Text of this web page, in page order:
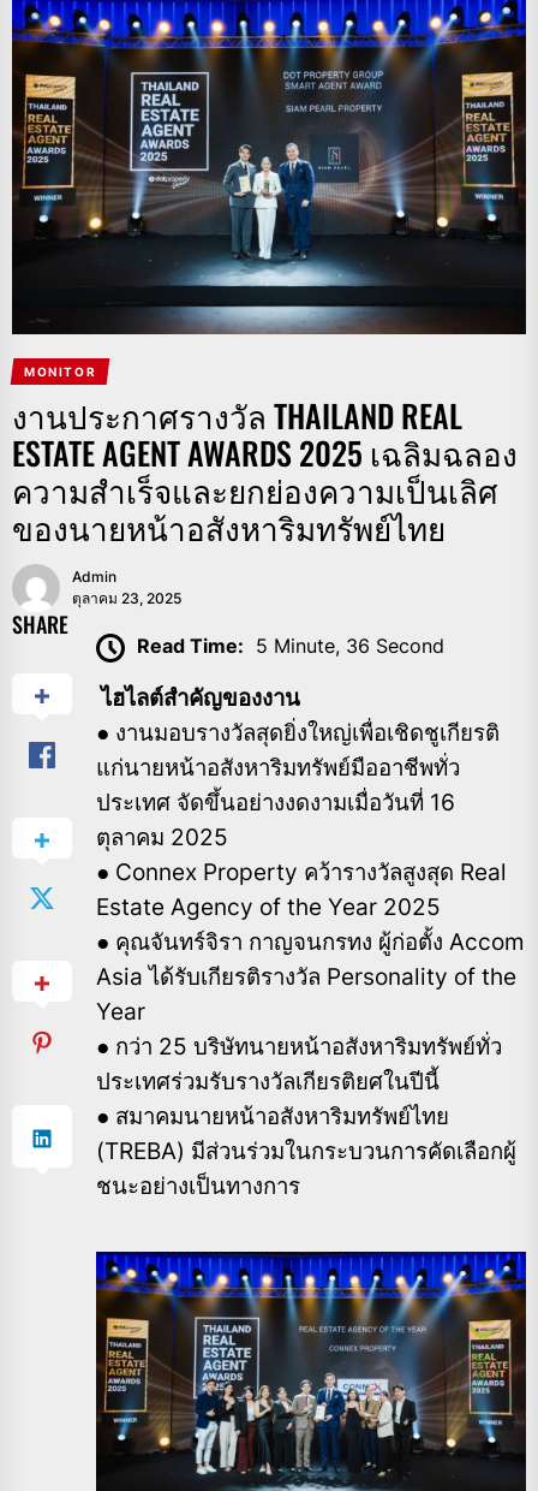
MONITOR
งานประกาศรางวัล THAILAND REAL
ESTATE AGENT AWARDS 2025 เฉลิมฉลอง
ความสำเร็จและยกย่องความเป็นเลิศ
ของนายหน้าอสังหาริมทรัพย์ไทย
Admin
ตุลาคม 23, 2025
SHARE
Read Time: 5 Minute, 36 Second
ไฮไลต์สำคัญของงาน
● งานมอบรางวัลสุดยิ่งใหญ่เพื่อเชิดชูเกียรติ
แก่นายหน้าอสังหาริมทรัพย์มืออาชีพทั่ว
ประเทศ จัดขึ้นอย่างงดงามเมื่อวันที่ 16
ตุลาคม 2025
● Connex Property คว้ารางวัลสูงสุด Real
Estate Agency of the Year 2025
● คุณจันทร์จิรา กาญจนกรทง ผู้ก่อตั้ง Accom
Asia ได้รับเกียรติรางวัล Personality of the
Year
● กว่า 25 บริษัทนายหน้าอสังหาริมทรัพย์ทั่ว
ประเทศร่วมรับรางวัลเกียรติยศในปีนี้
● สมาคมนายหน้าอสังหาริมทรัพย์ไทย
(TREBA) มีส่วนร่วมในกระบวนการคัดเลือกผู้
ชนะอย่างเป็นทางการ